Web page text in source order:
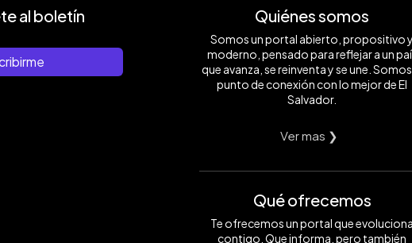
al boletín Quiénes somos
Somos un portal abierto, propositivo y
moderno, pensado para reflejar a un
que avanza, se reinventa y se une.
punto de conexión con lo mejor de El
Salvador.
Ver mas ❯
Qué ofrecemos
Te ofrecemos un portal que evoluciona
contigo. Que informa, pero también